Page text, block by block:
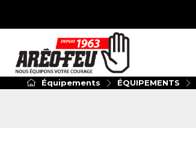
Équipements ÉQUIPEMENTS